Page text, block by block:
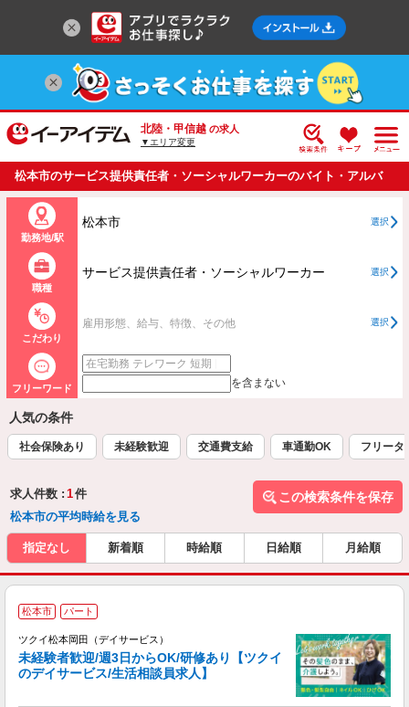
北陸・甲信越 の求人
▼エリア変更
松本市のサービス提供責任者・ソーシャルワーカーのバイト・アルバ
イト・パートの求人情報一覧
勤務地/駅
松本市 選択
職種
サービス提供責任者・ソーシャルワーカー 選択
こだわり
雇用形態、給与、特徴、その他 選択
フリーワード を含まない
人気の条件
社会保険あり 未経験歓迎 交通費支給 車通勤OK フリータ
求人件数 : 1件
松本市の平均時給を見る
この検索条件を保存
指定なし 新着順 時給順 日給順 月給順
松本市 パート
ツクイ松本岡田（デイサービス）
未経験者歓迎/週3日からOK/研修あり【ツクイ
のデイサービス/生活相談員求人】